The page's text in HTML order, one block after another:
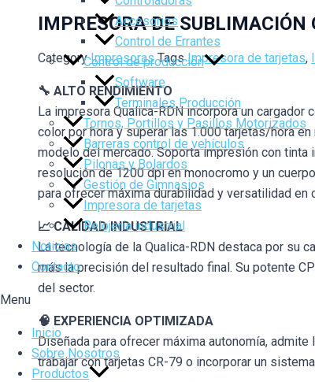
Accesorios
Control de Errantes
Control de producción
Software
Terminales Producción
Tornos, Portillos y Pasillos Motorizados
Barreras control de vehículos
Pilonas y Bolardos
Gestión de Gimnasios
Impresora de tarjetas
Relojería industrial
Noticias
Contacto
Menu
Inicio
Sobre Nosotros
Productos
IMPRESORA DE SUBLIMACIÓN
Category Impresoras Tags Impresora de tarjetas,
🔧 ALTO RENDIMIENTO
La impresora Qualica-RDN incorpora un
color por hora y superar las 1.000 tarjetas/hora
modelo del mercado. Soporta impresión con tinta
resolución de 1200 dpi en monocromo y un
para ofrecer máxima durabilidad y versatilidad en
📈CALIDAD INDUSTRIAL
La tecnología de la Qualica-RDN destaca por su
más la precisión del resultado final. Su potente
del sector.
🧠 EXPERIENCIA OPTIMIZADA
Diseñada para ofrecer máxima autonomía,
trabajar con tarjetas CR-79 o incorporar un